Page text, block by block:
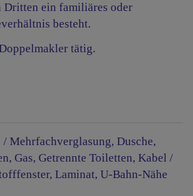
Dritten ein familiäres oder
besteht.
tätig.
/ Mehrfachverglasung Dusche
Gas Getrennte Toiletten Kabel /
Laminat U-Bahn-Nähe